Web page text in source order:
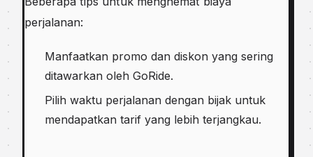
perjalanan:
Manfaatkan promo dan diskon yang sering
ditawarkan oleh GoRide.
Pilih waktu perjalanan dengan bijak untuk
mendapatkan tarif yang lebih terjangkau.